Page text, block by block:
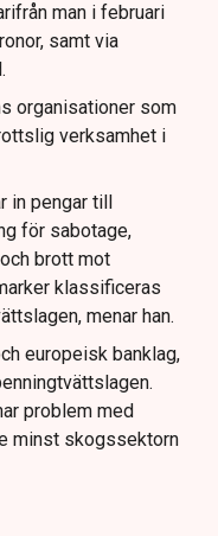
man i februari
samt via
organisationer som
verksamhet i
pengar till
för sabotage,
brott mot
klassificeras
menar han.
europeisk banklag,
problem med
minst skogssektorn